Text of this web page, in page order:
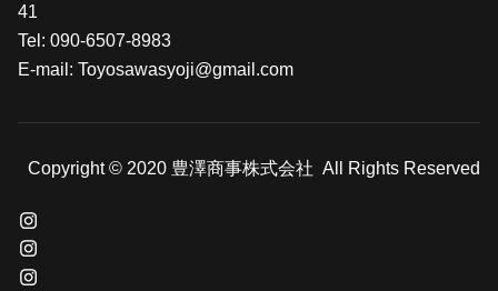
41
Tel: 090-6507-8983
E-mail: Toyosawasyoji@gmail.com
Copyright © 2020 豊澤商事株式会社 All Rights Reserved